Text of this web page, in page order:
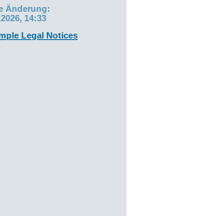
Änderung:
14:33
Legal Notices